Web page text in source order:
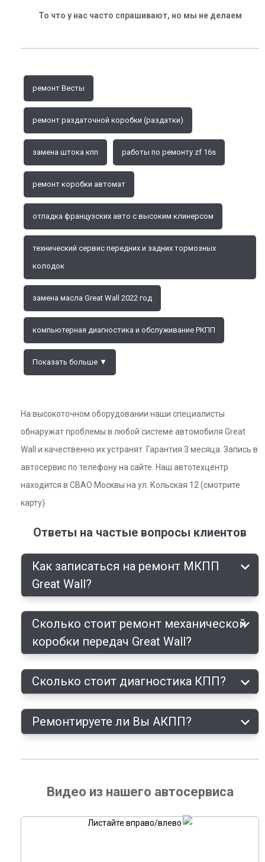
То что у нас часто спрашивают, но мы не делаем
ремонт Весты
ремонт раздаточной коробки (раздатки)
замена штока кпп работы по ремонту zf 16s
ремонт коробки автомат
отладка французских авто с высоким клинерсом
технический сервис передних и задних тормозных
колодок
замена масла Great Wall 2022 год
компьютерная диагностика и обслуживание РКПП
Показать больше ▼
На высокоточном оборудовании наши специалисты
обнаружат проблемы в любой системе автомобиля Great
Wall и качественно их устранят. Гарантия 3 месяца. Запись в
автосервис по телефону на сайте. Наш автотехцентр
находится в СВАО Москвы на ул. Кольская 12 (смотрите
карту).
Ответы на частые вопросы клиентов
Как записаться на ремонт МКПП
Great Wall?
Сколько стоит ремонт механической
коробки передач Great Wall?
Сколько стоит диагностика КПП?
Ремонтируете ли Вы АКПП?
Видео из нашего автосервиса
Листайте вправо/влево